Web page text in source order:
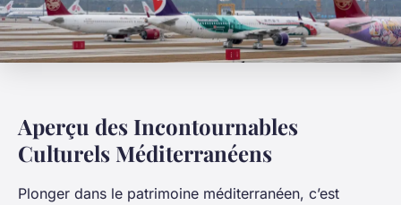
Aperçu des Incontournables
Culturels Méditerranéens
Plonger dans le patrimoine méditerranéen, c’est